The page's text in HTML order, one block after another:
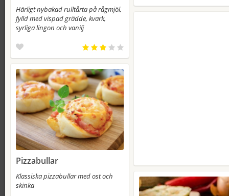
Härligt nybakad rulltårta på rågmjöl,
fylld med vispad grädde, kvark,
syrliga lingon och vanilj
Pizzabullar
Klassiska pizzabullar med ost och
skinka